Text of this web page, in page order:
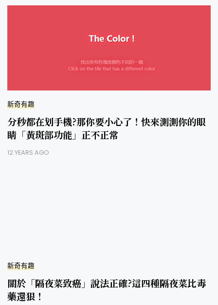
新奇有趣
分秒都在划手機?那你要小心了！快來測測你的眼
睛「黃斑部功能」正不正常
12 YEARS AGO
新奇有趣
關於「隔夜菜致癌」說法正確?這四種隔夜菜比毒
藥還狠！